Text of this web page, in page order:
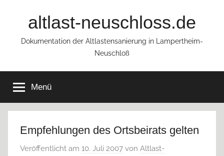
altlast-neuschloss.de
Dokumentation der Altlastensanierung in Lampertheim-
Neuschloß
Menü
Empfehlungen des Ortsbeirats gelten
Veröffentlicht am 10. Juli 2007 von Altlast-